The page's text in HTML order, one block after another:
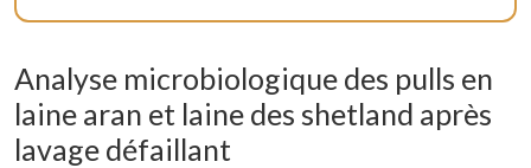
Analyse microbiologique des pulls en
laine aran et laine des shetland après
lavage défaillant